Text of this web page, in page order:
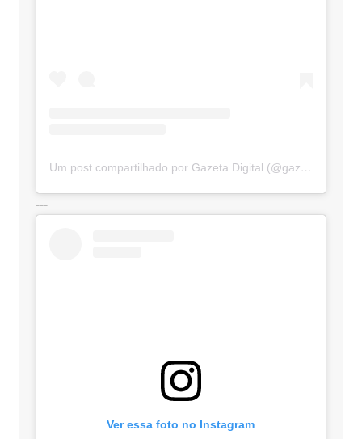
Um post compartilhado por Gazeta Digital (@gazetadigital)
---
Ver essa foto no Instagram